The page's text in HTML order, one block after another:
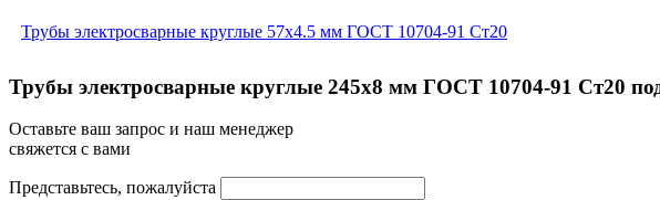
Трубы электросварные круглые 57x4.5 мм ГОСТ 10704-91 Ст20
Трубы электросварные круглые 245x8 мм ГОСТ 10704-91 Ст20
Оставьте ваш запрос и наш менеджер
свяжется с вами
Представьтесь, пожалуйста